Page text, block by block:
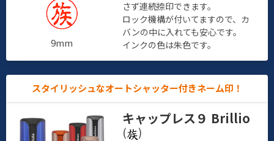
9mm
さず連続捺印できます。
ロック機構が付いてますので、カ
バンの中に入れても安心です。
インクの色は朱色です。
スタイリッシュなオートシャッター付きネーム印！
キャップレス９ Brillio
(
)